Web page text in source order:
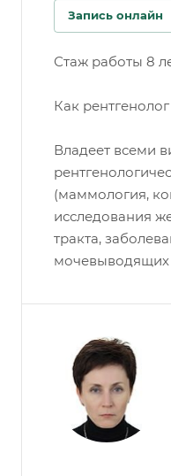
Запись онлайн
Стаж работы 8
Как
Владеет всеми
(маммология,
исследования
тракта,
мочевыводящих